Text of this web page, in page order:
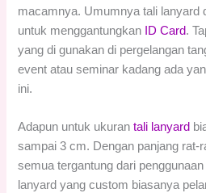
macamnya. Umumnya tali lanyard
untuk menggantungkan
ID Card.
yang di gunakan di pergelangan
event atau seminar kadang ada
ini.
Adapun untuk ukurantali lanyard
sampai 3 cm. Dengan panjang rat-
semua tergantung dari
lanyard yang custom biasanya